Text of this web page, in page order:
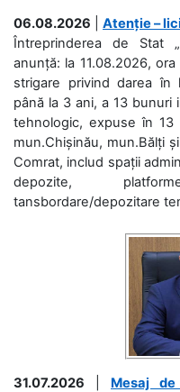
06.08.2026
Atenție –
Întreprinderea de Stat
anunță: la 11.08.2026,
strigare privind darea
până la 3 ani, a 13
tehnologic, expuse în 13
mun.Chișinău, mun.Bălți
Comrat, includ spații
depozite,
tansbordare/depozitare
31.07.2026
Mesaj